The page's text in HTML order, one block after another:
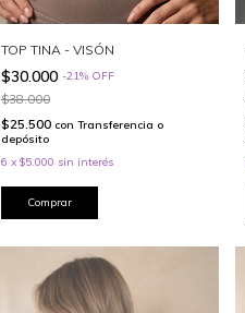
TOP TINA - VISÓN
$30.000 -21% OFF
$38.000
$25.500 con Transferencia o
depósito
6 x $5.000 sin interés
Comprar